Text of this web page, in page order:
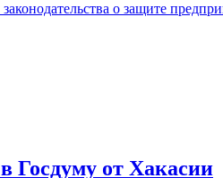
о защите
Госдуму от Хакасии